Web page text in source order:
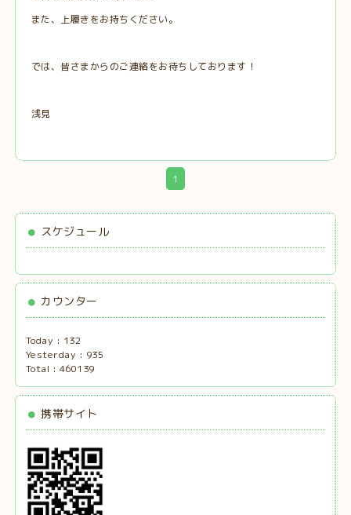
また、上履きをお持ちください。
では、皆さまからのご連絡をお待ちしております！
浅見
1
スケジュール
カウンター
Today : 132
Yesterday : 935
Total : 460139
携帯サイト